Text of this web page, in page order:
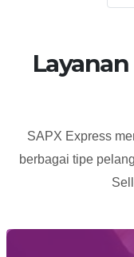
BLOK D NO
SAPX Express
berbagai tipe